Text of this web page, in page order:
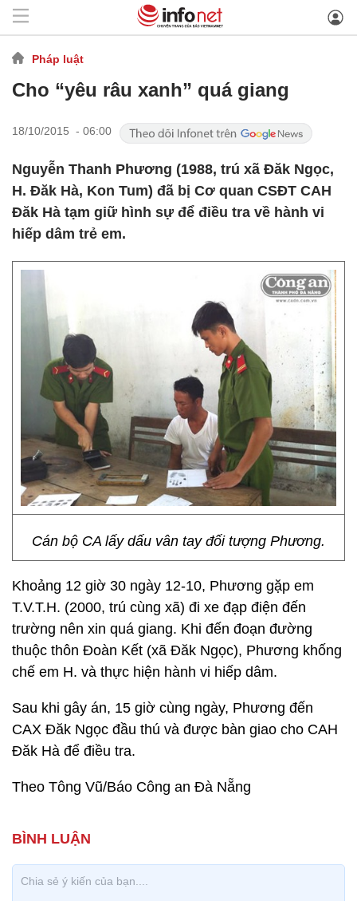
Pháp luật
Cho “yêu râu xanh” quá giang
18/10/2015 - 06:00
Nguyễn Thanh Phương (1988, trú xã Đăk Ngọc,
H. Đăk Hà, Kon Tum) đã bị Cơ quan CSĐT CAH
Đăk Hà tạm giữ hình sự để điều tra về hành vi
hiếp dâm trẻ em.
Cán bộ CA lấy dấu vân tay đối tượng Phương.
Khoảng 12 giờ 30 ngày 12-10, Phương gặp em
T.V.T.H. (2000, trú cùng xã) đi xe đạp điện đến
trường nên xin quá giang. Khi đến đoạn đường
thuộc thôn Đoàn Kết (xã Đăk Ngọc), Phương khống
chế em H. và thực hiện hành vi hiếp dâm.
Sau khi gây án, 15 giờ cùng ngày, Phương đến
CAX Đăk Ngọc đầu thú và được bàn giao cho CAH
Đăk Hà để điều tra.
Theo Tông Vũ/Báo Công an Đà Nẵng